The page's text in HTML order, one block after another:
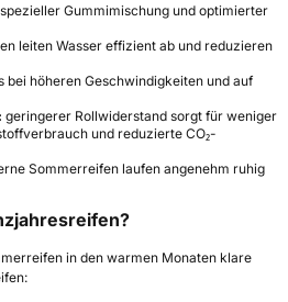
Gummimischung und optimierter
leiten Wasser effizient ab und reduzieren
bei höheren Geschwindigkeiten und auf
geringerer Rollwiderstand sorgt für weniger
und reduzierte CO₂-
Sommerreifen laufen angenehm ruhig
in den warmen Monaten klare